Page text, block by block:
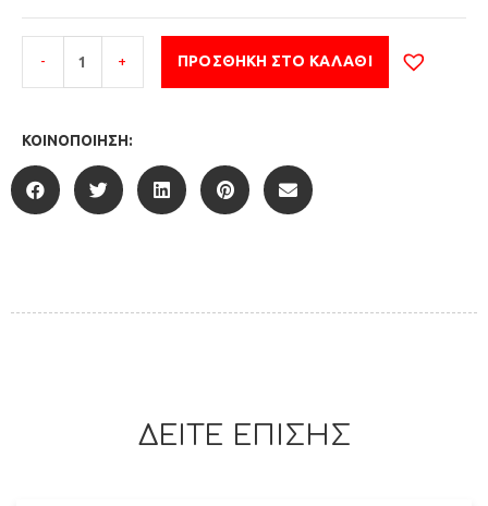
- + ΠΡΟΣΘΉΚΗ ΣΤΟ ΚΑΛΆΘΙ
ΚΟΙΝΟΠΟΊΗΣΗ:
ΔΕΙΤΕ ΕΠΙΣΗΣ